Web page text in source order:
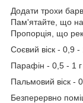
Додати трохи
Пам'ятайте, що
Пропорція, що
Соєвий віск - 0,9 -
Парафін - 0,5 - 1
Пальмовий віск -
Безперервно